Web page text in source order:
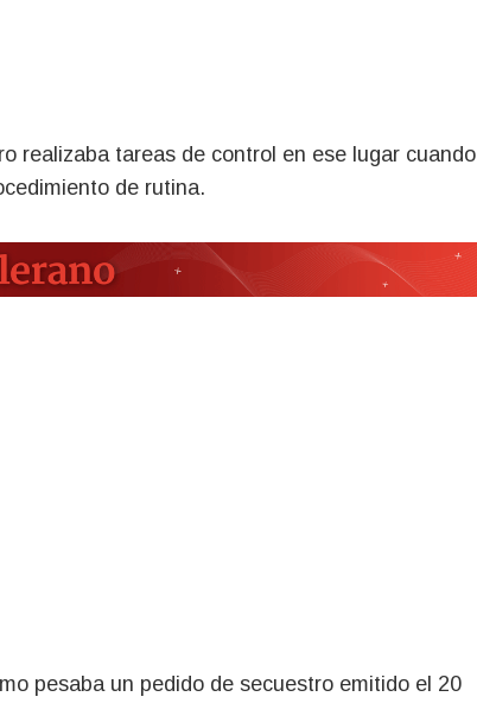
realizaba tareas de control en ese lugar cuando
de rutina.
pesaba un pedido de secuestro emitido el 20